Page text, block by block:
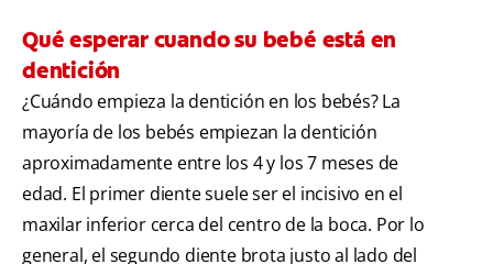
Qué esperar cuando su bebé está en
dentición
¿Cuándo empieza la dentición en los bebés? La
mayoría de los bebés empiezan la dentición
aproximadamente entre los 4 y los 7 meses de
edad. El primer diente suele ser el incisivo en el
maxilar inferior cerca del centro de la boca. Por lo
general, el segundo diente brota justo al lado del